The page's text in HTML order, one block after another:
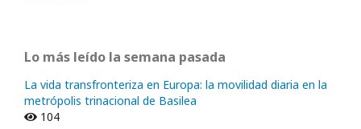
Lo más leído la semana pasada
La vida transfronteriza en Europa: la movilidad diaria en la
metrópolis trinacional de Basilea
104